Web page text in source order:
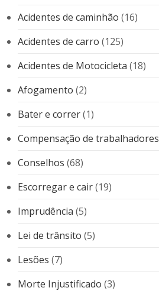
Acidentes de caminhão (16)
Acidentes de carro (125)
Acidentes de Motocicleta (18)
Afogamento (2)
Bater e correr(1)
Compensação de trabalhadores
Conselhos (68)
Escorregar e cair(19)
Imprudência (5)
Lei de trânsito (5)
Lesões (7)
Morte Injustificado (3)